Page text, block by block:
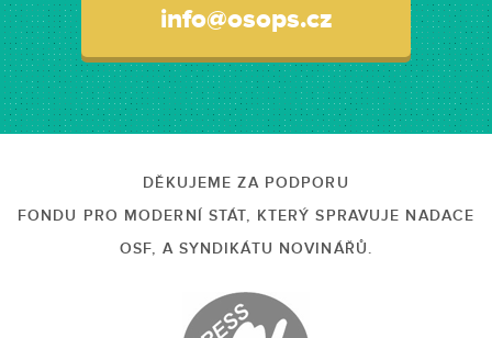
info@osops.cz
DĚKUJEME ZA PODPORU
FONDU PRO MODERNÍ STÁT, KTERÝ SPRAVUJE NADACE
OSF, A SYNDIKÁTU NOVINÁŘŮ.